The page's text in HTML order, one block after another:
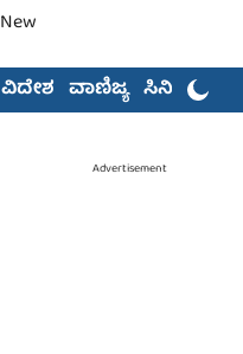
ವಿದೇಶ ವಾಣಿಜ್ಯ ಸಿನಿಮಾ
Advertisement